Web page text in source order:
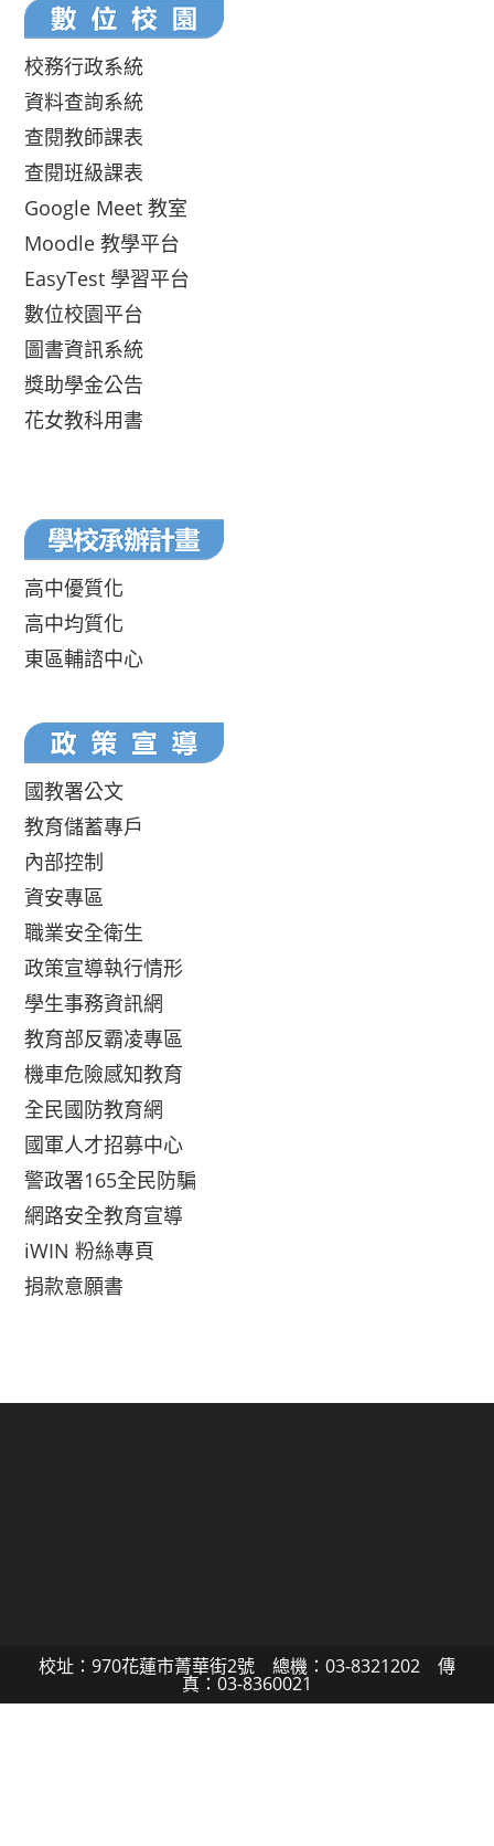
校務行政系統
資料查詢系統
查閱教師課表
查閱班級課表
Google Meet 教室
Moodle 教學平台
EasyTest 學習平台
數位校園平台
圖書資訊系統
獎助學金公告
花女教科用書
高中優質化
高中均質化
東區輔諮中心
國教署公文
教育儲蓄專戶
內部控制
資安專區
職業安全衛生
政策宣導執行情形
學生事務資訊網
教育部反霸凌專區
機車危險感知教育
全民國防教育網
國軍人才招募中心
警政署165全民防騙
網路安全教育宣導
iWIN 粉絲專頁
捐款意願書
校址：970花蓮市菁華街2號 總機：03-8321202 傳
真：03-8360021